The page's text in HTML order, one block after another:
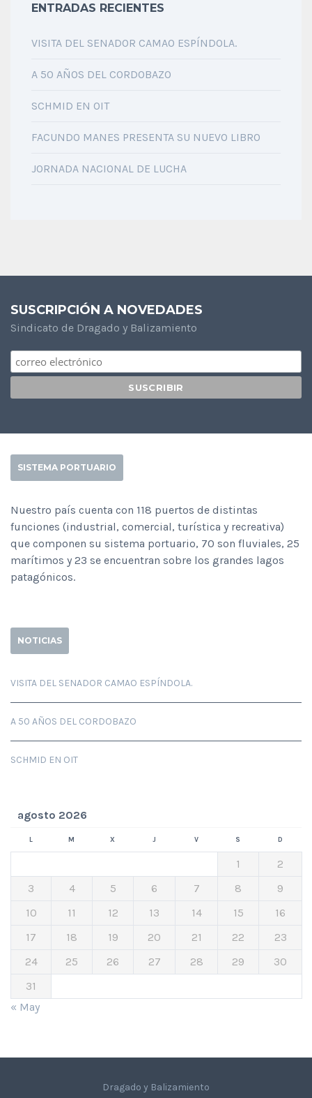
ENTRADAS RECIENTES
VISITA DEL SENADOR CAMAO ESPÍNDOLA.
A 50 AÑOS DEL CORDOBAZO
SCHMID EN OIT
FACUNDO MANES PRESENTA SU NUEVO LIBRO
JORNADA NACIONAL DE LUCHA
SUSCRIPCIÓN A NOVEDADES
Sindicato de Dragado y Balizamiento
SISTEMA PORTUARIO
Nuestro país cuenta con 118 puertos de distintas
funciones (industrial, comercial, turística y recreativa)
que componen su sistema portuario, 70 son fluviales, 25
marítimos y 23 se encuentran sobre los grandes lagos
patagónicos.
NOTICIAS
VISITA DEL SENADOR CAMAO ESPÍNDOLA.
A 50 AÑOS DEL CORDOBAZO
SCHMID EN OIT
agosto 2026
L M X J V S D
1
2
3
4 5 6 7 8
9
10
11 12 13 14 15
16
17
18 19 20 21 22
23
24
25 26 27 28 29
30
31
« May
Dragado y Balizamiento